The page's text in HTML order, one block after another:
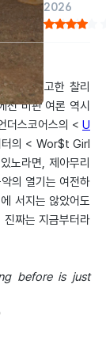
2026
면을 예고한 찰리
선 비판 여론 역시
더스코어스의 < U
터의 < Wor$t Girl
노라면, 제아무리
의 열기는 여전하
서지는 않았어도
짜는 지금부터라
before is just